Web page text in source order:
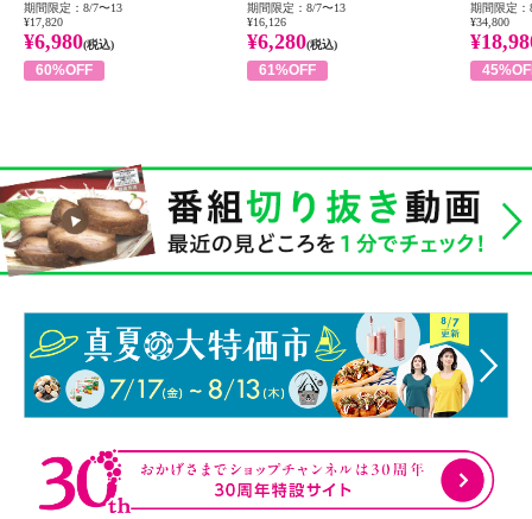
期間限定：8/7〜13
¥17,820
¥6,980(税込)
60%OFF
期間限定：8/7〜13
¥16,126
¥6,280(税込)
61%OFF
期間限定：
¥34,800